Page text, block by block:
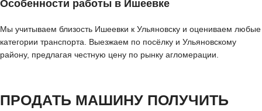
Особенности работы в Ишеевке
Мы учитываем близость Ишеевки к Ульяновску и оцениваем любые
категории транспорта. Выезжаем по посёлку и Ульяновскому
району, предлагая честную цену по рынку агломерации.
ПРОДАТЬ МАШИНУ ПОЛУЧИТЬ